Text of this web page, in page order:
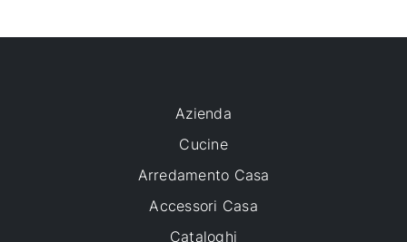
Azienda
Cucine
Arredamento Casa
Accessori Casa
Cataloghi